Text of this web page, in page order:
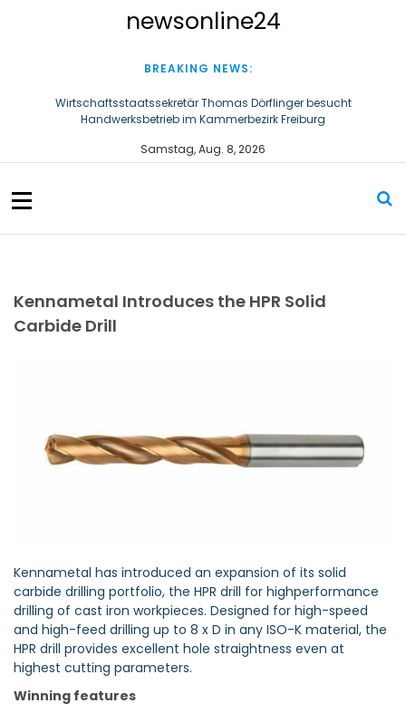
n
t
newsonline24
BREAKING NEWS:
Wirtschaftsstaatssekretär Thomas Dörflinger besucht
Handwerksbetrieb im Kammerbezirk Freiburg
Ultraschallzahnbürste für Hund und Katze – Tipps zur erfolgreichen
Eingewöhnung
Samstag, Aug. 8, 2026
Kennametal Introduces the HPR Solid
Carbide Drill
Kennametal has introduced an expansion of its solid
carbide drilling portfolio, the HPR drill for highperformance
drilling of cast iron workpieces. Designed for high-speed
and high-feed drilling up to 8 x D in any ISO-K material, the
HPR drill provides excellent hole straightness even at
highest cutting parameters.
Winning features